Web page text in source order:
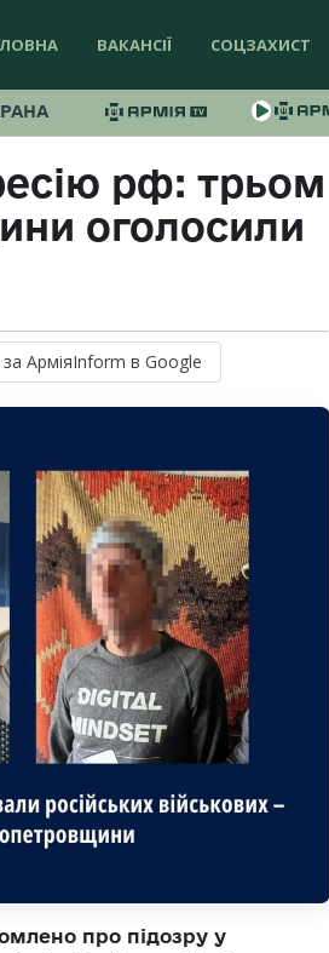
ВАКАНСІЇ СОЦЗАХИСТ
рф: трьом
оголосили
за АрміяInform в Google
про підозру у